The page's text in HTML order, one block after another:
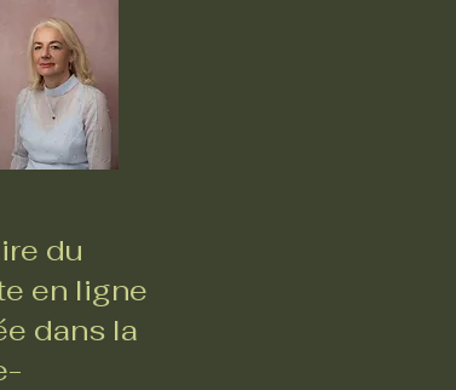
du
en ligne
dans la